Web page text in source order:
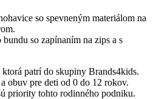
so spevneným materiálom na
so zapínaním na zips a s
patrí do skupiny Brands4kids.
obuv pre deti od 0 do 12 rokov.
priority tohto rodinného podniku.